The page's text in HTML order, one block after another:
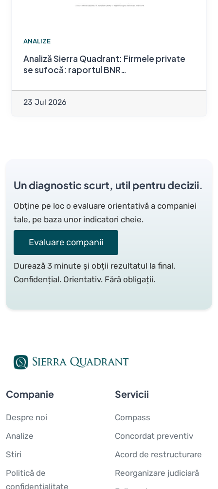
ANALIZE
Analiză Sierra Quadrant: Firmele private
se sufocă: raportul BNR…
23 Jul 2026
Un diagnostic scurt, util pentru decizii.
Obține pe loc o evaluare orientativă a companiei
tale, pe baza unor indicatori cheie.
Evaluare companii
Durează 3 minute și obții rezultatul la final.
Confidențial. Orientativ. Fără obligații.
Companie
Despre noi
Analize
Stiri
Politică de
confidențialitate
Servicii
Compass
Concordat preventiv
Acord de restructurare
Reorganizare judiciară